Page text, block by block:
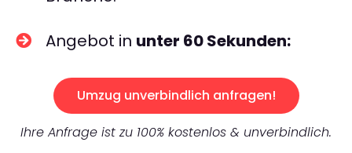
Angebot in unter 60 Sekunden:
Umzug unverbindlich anfragen!
Ihre Anfrage ist zu 100% kostenlos & unverbindlich.